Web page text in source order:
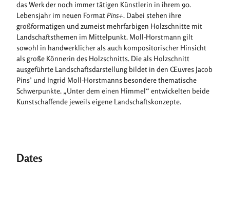
r
i
z
o
n
t
a
l
_
A
das Werk der noch immer tätigen Künstlerin in ihrem 90.
Lebensjahr im neuen FormatPins+. Dabei stehen ihre
großformatigen und zumeist mehrfarbigen Holzschnitte mit
Landschaftsthemen im Mittelpunkt. Moll-Horstmann gilt
sowohl in handwerklicher als auch kompositorischer Hinsicht
als große Könnerin des Holzschnitts. Die als Holzschnitt
ausgeführte Landschaftsdarstellung bildet in den Œuvres Jacob
Pins’ und Ingrid Moll-Horstmanns besondere thematische
Schwerpunkte. „Unter dem einen Himmel“ entwickelten beide
Kunstschaffende jeweils eigene Landschaftskonzepte.
Dates